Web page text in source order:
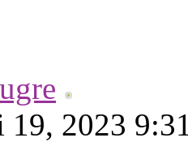
19, 2023